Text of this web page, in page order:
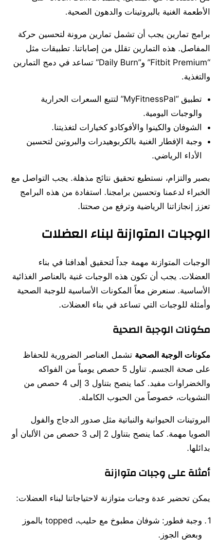
الأطعمة الغنية بالبروتينات والدهون الصحية.
برامج تمارين يجب أن تشمل تمارين مرونة لتحسين حركة
المفاصل. هذه التمارين تقلل من إصاباتنا. تطبيقات مثل
“Fitbit Premium” و”Daily Burn” تساعد في دمج التمارين
والتغذية.
تطبيق “MyFitnessPal” لتتبع السعرات الحرارية
والوجبات اليومية.
الشوفان والكينوا والأفوكادو كخيارات لتغذيتنا.
وجبة الإفطار الغنية بالكربوهيدرات والبروتين لتحسين
الأداء الرياضي.
بصبر والتزام، نستطيع تحقيق نتائج مذهلة. يجب التواصل مع
الخبراء لدعمنا وتحسين برامجنا. استفادة من هذه البرامج
تعزز إنجازاتنا الرياضية وترفع من صحتنا.
الوجبات المتوازنة لبناء العضلات
الوجبات المتوازنة مهمة جداً لتحقيق أهدافنا في بناء
العضلات. يجب أن تكون هذه الوجبات غنية بالعناصر الغذائية
الأساسية. سنعرض معاً المكونات الأساسية للوجبة الصحية
وأمثلة للوجبات التي تساعد في بناء العضلات.
مكونات الوجبة الصحية
مكونات الوجبة الصحية تشمل العناصر الضرورية للحفاظ
على صحة الجسم. تناول 5 حصص يومياً من الفواكه
والخضراوات مفيد. كما ينصح بتناول 3 إلى 4 حصص من
النشويات، خصوصاً من الحبوب الكاملة.
البروتينات الحيوانية والنباتية مثل صدور الدجاج والفول
الصويا مهمة. كما ينصح بتناول 2 إلى 3 حصص من الألبان أو
بدائلها.
أمثلة على وجبات متوازنة
يمكن تحضير عدة وجبات متوازنة لاحتياجاتنا لبناء العضلات:
وجبة فطور: شوفان مطبوخ مع حليب، topped بالموز
وبعض الجوز.